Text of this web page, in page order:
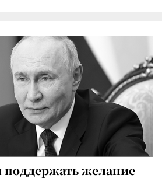
поддержать желание